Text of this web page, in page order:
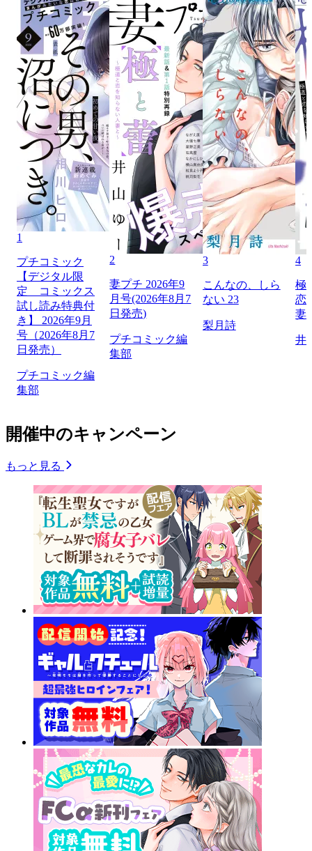
1
プチコミック
【デジタル限
定 コミックス
試し読み特典付
き】 2026年9月
号（2026年8月7
日発売）
プチコミック編
集部
2
妻プチ 2026年9
月号(2026年8月7
日発売)
プチコミック編
集部
3
こんなの、しら
ない 23
梨月詩
4
極
恋
妻
井
開催中のキャンペーン
もっと見る